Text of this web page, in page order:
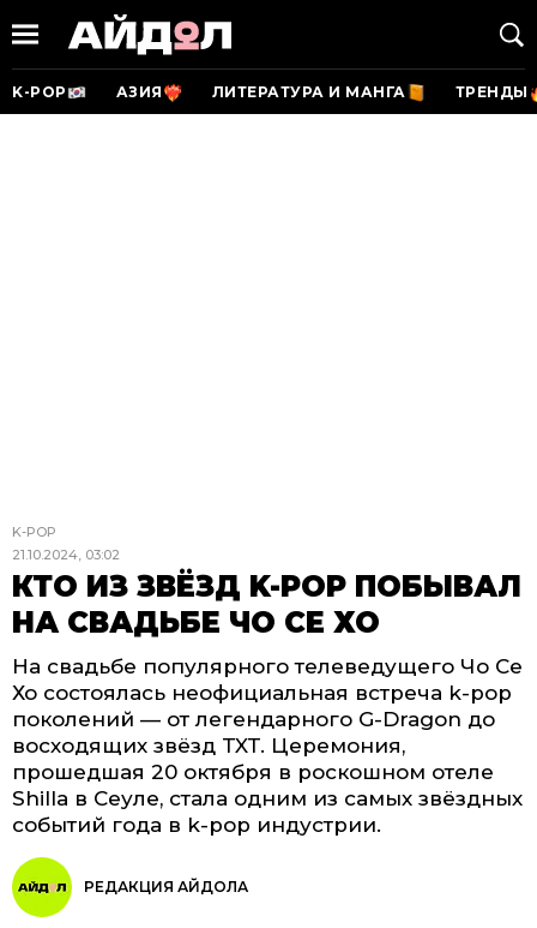
K-POP АЗИЯ ЛИТЕРАТУРА И МАНГА ТРЕНДЫ
K-POP
21.10.2024, 03:02
КТО ИЗ ЗВЁЗД K-POP ПОБЫВАЛ
НА СВАДЬБЕ ЧО СЕ ХО
На свадьбе популярного телеведущего Чо Се
Хо состоялась неофициальная встреча k-pop
поколений — от легендарного G-Dragon до
восходящих звёзд TXT. Церемония,
прошедшая 20 октября в роскошном отеле
Shilla в Сеуле, стала одним из самых звёздных
событий года в k-pop индустрии.
РЕДАКЦИЯ АЙДОЛА